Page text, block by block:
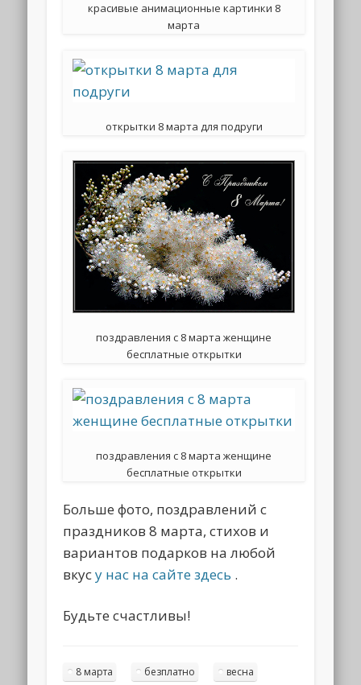
красивые анимационные картинки 8
марта
открытки 8 марта для подруги
поздравления с 8 марта женщине
бесплатные открытки
поздравления с 8 марта женщине
бесплатные открытки
Больше фото, поздравлений с
праздников 8 марта, стихов и
вариантов подарков на любой
вкусу нас на сайте здесь .
Будьте счастливы!
8 марта безплатно весна